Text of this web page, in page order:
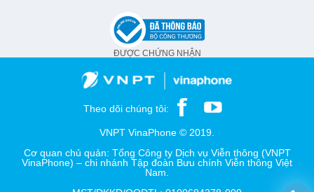
ĐƯỢC CHỨNG NHẬN
Theo dõi chúng tôi:
VNPT VinaPhone © 2019.
Cơ quan chủ quản: Tổng Công ty Dịch vụ Viễn thông (VNPT
VinaPhone) – chi nhánh Tập đoàn Bưu chính Viễn thông Việt
Nam.